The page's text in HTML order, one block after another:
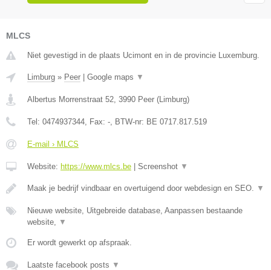
MLCS
Niet gevestigd in de plaats Ucimont en in de provincie Luxemburg.
Limburg » Peer | Google maps ▼
Albertus Morrenstraat 52 3990 Peer (Limburg)
Tel: 0474937344 , Fax: - , BTW-nr: BE 0717.817.519
E-mail › MLCS
Website: https://www.mlcs.be | Screenshot ▼
Maak je bedrijf vindbaar en overtuigend door webdesign en SEO. ▼
Nieuwe website, Uitgebreide database, Aanpassen bestaande
website,
▼
Er wordt gewerkt op afspraak.
Laatste facebook posts ▼